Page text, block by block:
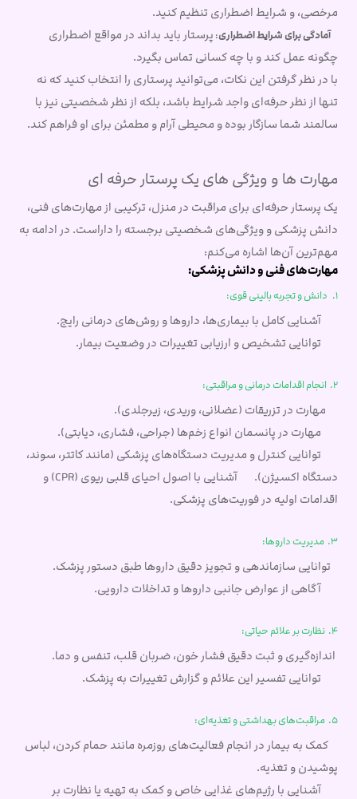
مرخصی، و شرایط اضطراری تنظیم کنید.
آمادگی برای شرایط اضطراری: پرستار باید بداند در مواقع اضطراری
چگونه عمل کند و با چه کسانی تماس بگیرد.
با در نظر گرفتن این نکات، می‌توانید پرستاری را انتخاب کنید که نه
تنها از نظر حرفه‌ای واجد شرایط باشد، بلکه از نظر شخصیتی نیز با
سالمند شما سازگار بوده و محیطی آرام و مطمئن برای او فراهم کند.
مهارت ها و ویژگی های یک پرستار حرفه ای
یک پرستار حرفه‌ای برای مراقبت در منزل، ترکیبی از مهارت‌های فنی،
دانش پزشکی و ویژگی‌های شخصیتی برجسته را داراست. در ادامه به
مهم‌ترین آن‌ها اشاره می‌کنم:
مهارت‌های فنی و دانش پزشکی:
1. دانش و تجربه بالینی قوی:
آشنایی کامل با بیماری‌ها، داروها و روش‌های درمانی رایج.
توانایی تشخیص و ارزیابی تغییرات در وضعیت بیمار.
2. انجام اقدامات درمانی و مراقبتی:
مهارت در تزریقات (عضلانی، وریدی، زیرجلدی).
مهارت در پانسمان انواع زخم‌ها (جراحی، فشاری، دیابتی).
توانایی کنترل و مدیریت دستگاه‌های پزشکی (مانند کاتتر، سوند،
دستگاه اکسیژن). آشنایی با اصول احیای قلبی ریوی (CPR) و
اقدامات اولیه در فوریت‌های پزشکی.
3. مدیریت داروها:
توانایی سازماندهی و تجویز دقیق داروها طبق دستور پزشک.
آگاهی از عوارض جانبی داروها و تداخلات دارویی.
4. نظارت بر علائم حیاتی:
اندازه‌گیری و ثبت دقیق فشار خون، ضربان قلب، تنفس و دما.
توانایی تفسیر این علائم و گزارش تغییرات به پزشک.
5. مراقبت‌های بهداشتی و تغذیه‌ای:
کمک به بیمار در انجام فعالیت‌های روزمره مانند حمام کردن، لباس
پوشیدن و تغذیه.
آشنایی با رژیم‌های غذایی خاص و کمک به تهیه یا نظارت بر